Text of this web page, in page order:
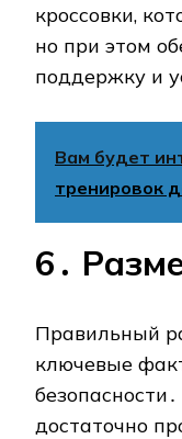
кроссовки,
но при этом
поддержку и
Вам будет
тренировок
6․
Правильный
ключевые
достаточно